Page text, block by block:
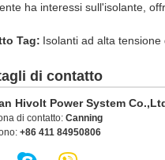
ha interessi sull'isolante,
Tag: Isolanti ad alta tensione
di contatto
Hivolt Power System
di contatto: Canning
+86 411 84950806